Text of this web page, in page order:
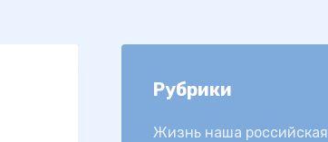
Рубрики
Жизнь наша российская